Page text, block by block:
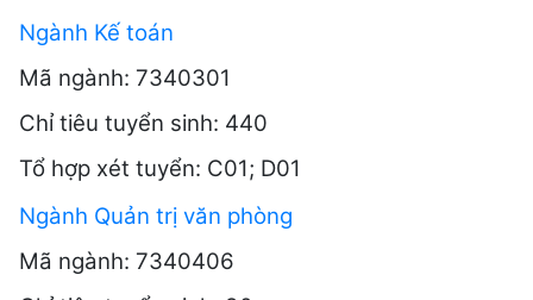
Ngành Kế toán
Mã ngành: 7340301
Chỉ tiêu tuyển sinh: 440
Tổ hợp xét tuyển: C01; D01
Ngành Quản trị văn phòng
Mã ngành: 7340406